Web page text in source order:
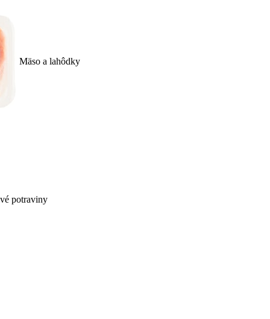
Mäso a lahôdky
potraviny